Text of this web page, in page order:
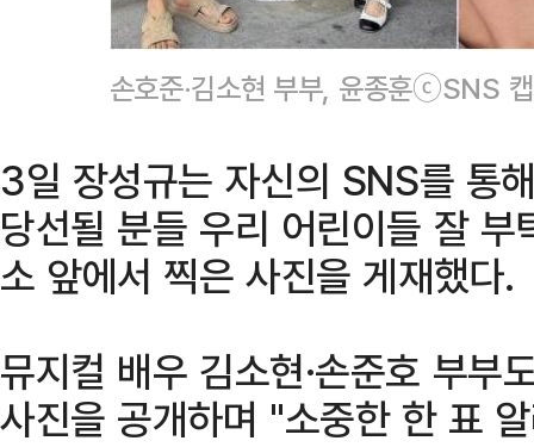
손호준·김소현 부부, 윤종훈ⓒSNS
3일 장성규는 자신의 SNS를 통
당선될 분들 우리 어린이들 잘
소 앞에서 찍은 사진을 게재했다.
뮤지컬 배우 김소현·손준호 부부
사진을 공개하며 "소중한 한 표